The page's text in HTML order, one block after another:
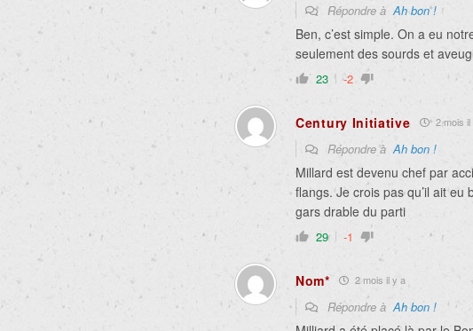
Répondre àAh bon !
Ben, c’est simple. On a eu
seulement des sourds et
23 -2
Century Initiative 2 mois il
Répondre àAh bon !
Millard est devenu chef par
flangs. Je crois pas qu’il ait eu
gars drable du parti
29 -1
Nom* 2 mois il y a
Répondre àAh bon !